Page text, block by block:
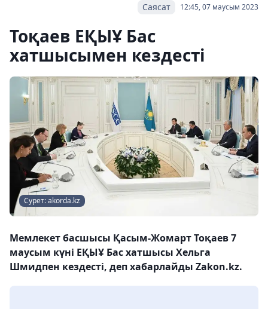
12:45, 07 маусым 2023
Саясат
Тоқаев ЕҚЫҰ Бас
хатшысымен кездесті
Сурет: akorda.kz
Мемлекет басшысы Қасым-Жомарт Тоқаев 7
маусым күні ЕҚЫҰ Бас хатшысы Хельга
Шмидпен кездесті, деп хабарлайды Zakon.kz.